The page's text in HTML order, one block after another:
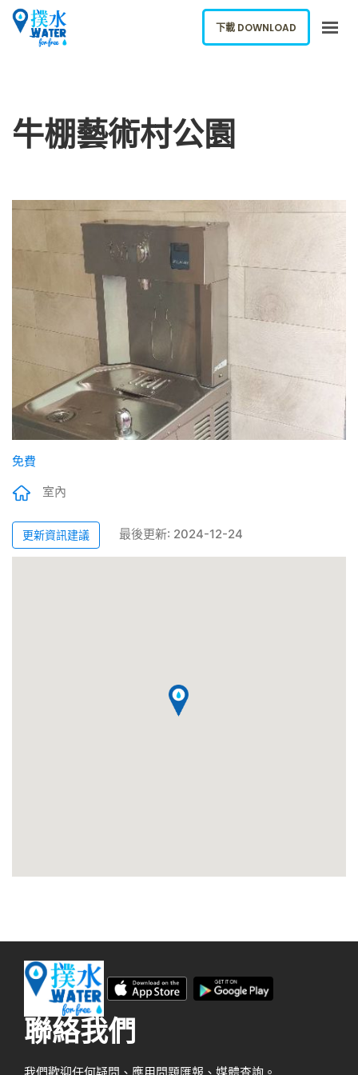
下載應用
網誌
ENGLISH
下載 DOWNLOAD
牛棚藝術村公園
免費
室內
更新資訊建議 最後更新: 2024-12-24
聯絡我們
下載 DOWNLOAD